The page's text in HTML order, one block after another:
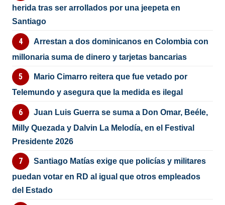
herida tras ser arrollados por una jeepeta en
Santiago
Arrestan a dos dominicanos en Colombia con
millonaria suma de dinero y tarjetas bancarias
Mario Cimarro reitera que fue vetado por
Telemundo y asegura que la medida es ilegal
Juan Luis Guerra se suma a Don Omar, Beéle,
Milly Quezada y Dalvin La Melodía, en el Festival
Presidente 2026
Santiago Matías exige que policías y militares
puedan votar en RD al igual que otros empleados
del Estado